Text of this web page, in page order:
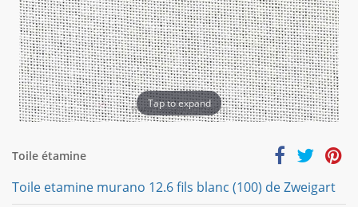
Tap to expand
Toile étamine
Toile etamine murano 12.6 fils blanc (100) de Zweigart